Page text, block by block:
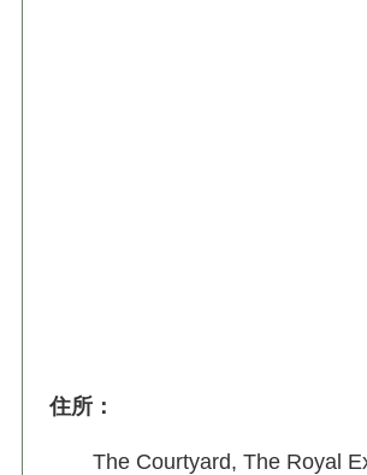
住所 ：
The Courtyard, The Royal